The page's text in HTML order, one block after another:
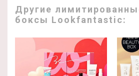
Другие
боксы Lookfantastic: